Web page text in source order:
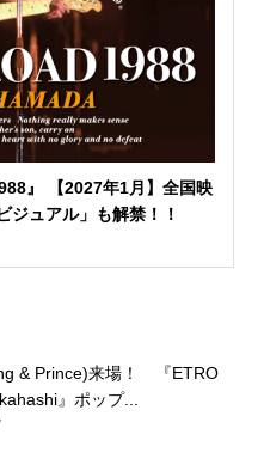
』 【2027年1月】全国映
ュアル」も解禁！！
& Prince)来場！ 『ETRO
』ポップ...